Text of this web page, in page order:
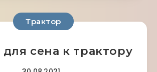
Трактор
для сена к трактору